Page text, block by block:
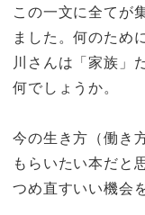
この一文に全てが
ました。何のため
川さんは「家族」
何でしょうか。
今の生き方（働き
もらいたい本だと
つめ直すいい機会